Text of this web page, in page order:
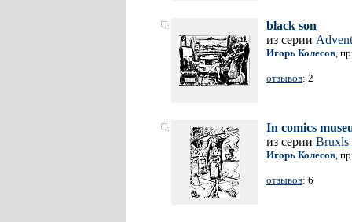
black son
из серии
Игорь Колесов,
отзывов: 2
In comics
из серии Bruxls
Игорь Колесов,
отзывов: 6